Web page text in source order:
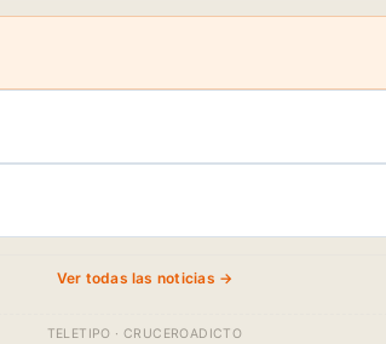
Ver todas las noticias →
TELETIPO · CRUCEROADICTO